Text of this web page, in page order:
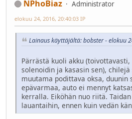
NPhoBiaz
Administrator
elokuu 24, 2016, 20:40:03 IP
Lainaus käyttäjältä: bobster - elokuu
Pärrästä kuoli akku
solenoidin ja kasasin sen),
muutama podittava oksa, duunin
epävarmaa, auto ei mennyt
kerralla. Eiköhän nuo riitä.
lauantaihin, ennen kuin vedän